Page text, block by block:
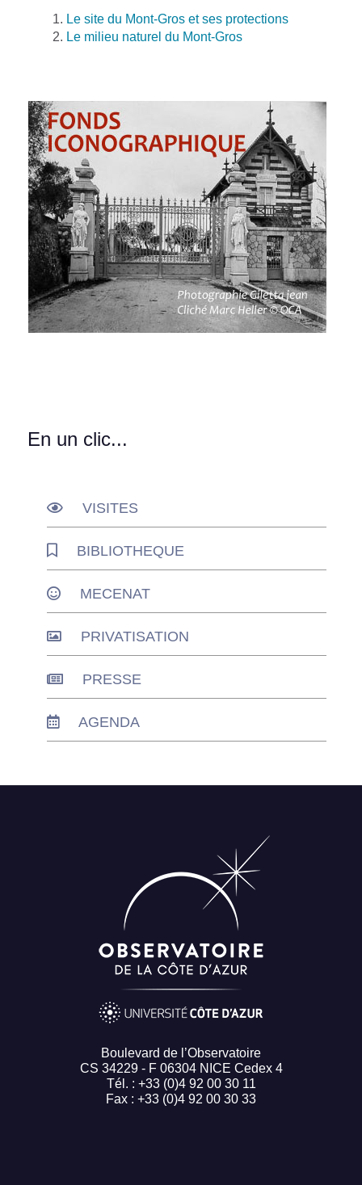
Le site du Mont-Gros et ses protections
Le milieu naturel du Mont-Gros
En un clic...
VISITES
BIBLIOTHEQUE
MECENAT
PRIVATISATION
PRESSE
AGENDA
Boulevard de l’Observatoire
CS 34229 - F 06304 NICE Cedex 4
Tél. : +33 (0)4 92 00 30 11
Fax : +33 (0)4 92 00 30 33